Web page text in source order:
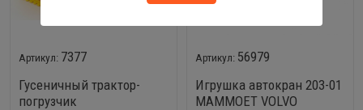
7377
Гусеничный трактор-
погрузчик
56979
Игрушка автокран 203-01
MAMMOET VOLVO